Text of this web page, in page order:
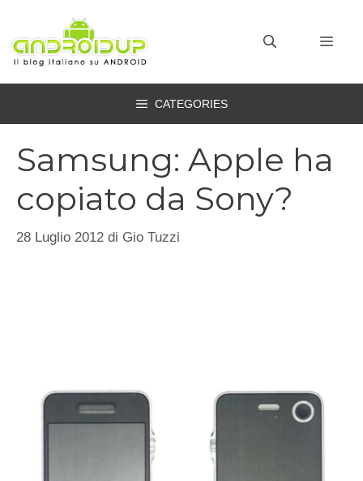
contenuto
CATEGORIES
Samsung: Apple ha
copiato da Sony?
28 Luglio 2012 di Gio Tuzzi